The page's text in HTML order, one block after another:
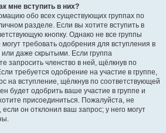
мне вступить в них?
обо всех существующих группах по
разделе. Если вы хотите вступить в
кнопку. Однако не все группы
требовать одобрения для вступления в
даже скрытыми. Если группа
запросить членство в ней, щёлкнув по
требуется одобрение на участие в группе,
на вступление, щёлкнув по соответствующей
будет одобрить ваше участие в группе и
присоединиться. Пожалуйста, не
он отклонил ваш запрос; у него могут